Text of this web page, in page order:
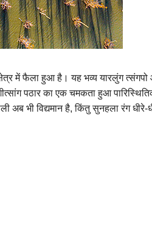
Tiếng Việt
اردو
हिन्दी
क्षेत्र में फैला हुआ है। यह भव्य यारलुंग
पठार का एक चमकता हुआ
अब भी विद्यमान है, किंतु सुनहला रंग